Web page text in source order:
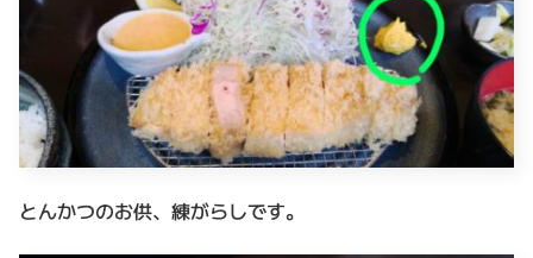
とんかつのお供、練がらしです。